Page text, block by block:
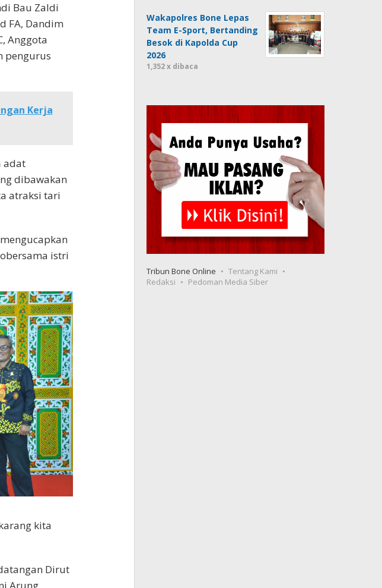
Bau Zaldi
FA, Dandim
Anggota
pengurus
Kerja
adat
dibawakan
atraksi tari
istri
kita
Dirut
Wakapolres Bone Lepas
Team E-Sport, Bertanding
Besok di Kapolda Cup
2026
1,352 x dibaca
Tribun Bone Online
Tentang Kami
Redaksi
Pedoman Media Siber